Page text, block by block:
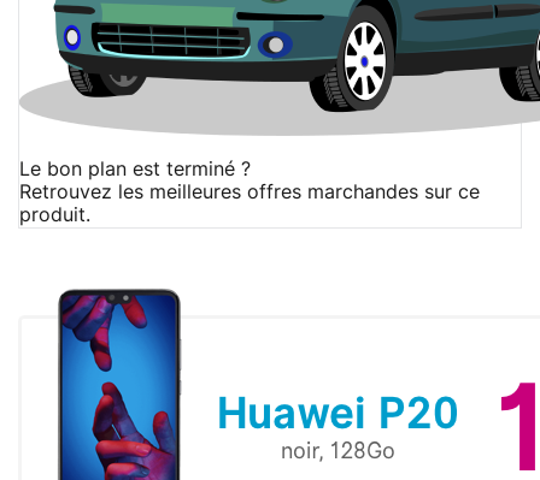
Le bon plan est terminé ?
Retrouvez les meilleures offres marchandes sur ce
produit.